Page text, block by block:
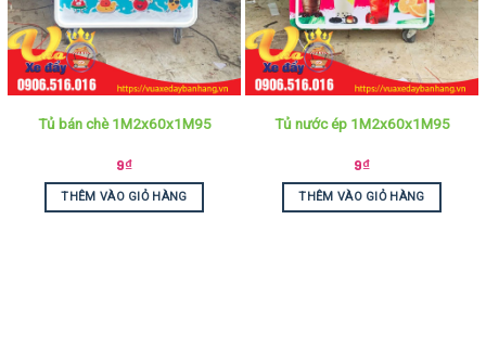
Tủ bán chè 1M2x60x1M95
9₫
THÊM VÀO GIỎ HÀNG
Tủ nước ép 1M2x60x1M95
9₫
THÊM VÀO GIỎ HÀNG